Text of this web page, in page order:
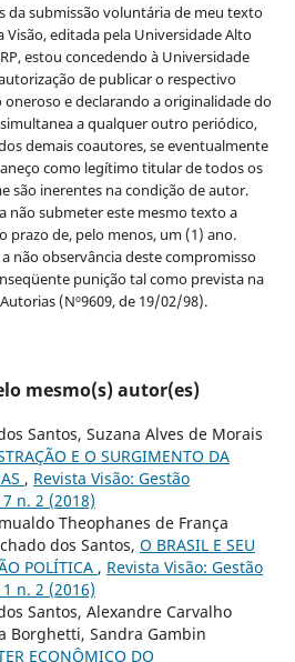
da submissão voluntária de meu texto
editada pela Universidade Alto
estou concedendo à Universidade
de publicar o respectivo
e declarando a originalidade do
a qualquer outro periódico,
demais coautores, se eventualmente
como legítimo titular de todos os
são inerentes na condição de autor.
não submeter este mesmo texto a
de, pelo menos, um (1) ano.
não observância deste compromisso
punição tal como prevista na
(Nº9609, de 19/02/98).
mesmo(s) autor(es)
Santos, Suzana Alves de Morais
E O SURGIMENTO DA
, Revista Visão: Gestão
n. 2 (2018)
Theophanes de França
dos Santos, O BRASIL E SEU
POLÍTICA , Revista Visão: Gestão
n. 2 (2016)
Santos, Alexandre Carvalho
Borghetti, Sandra Gambin
ECONÔMICO DO